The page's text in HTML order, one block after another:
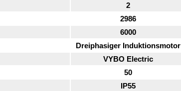
2
2986
6000
Dreiphasiger Induktionsmotor
VYBO Electric
50
IP55